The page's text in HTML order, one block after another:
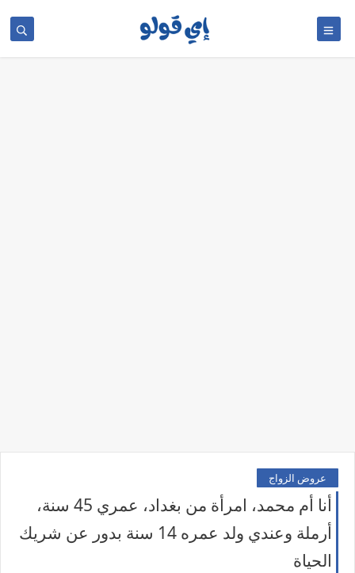
عروض الزواج
أنا أم محمد، امرأة من بغداد، عمري 45 سنة،
أرملة وعندي ولد عمره 14 سنة بدور عن شريك
الحياة